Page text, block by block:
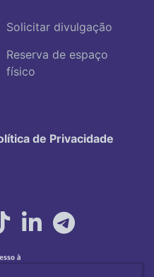
Solicitar divulgação
Reserva de espaço
físico
de Privacidade